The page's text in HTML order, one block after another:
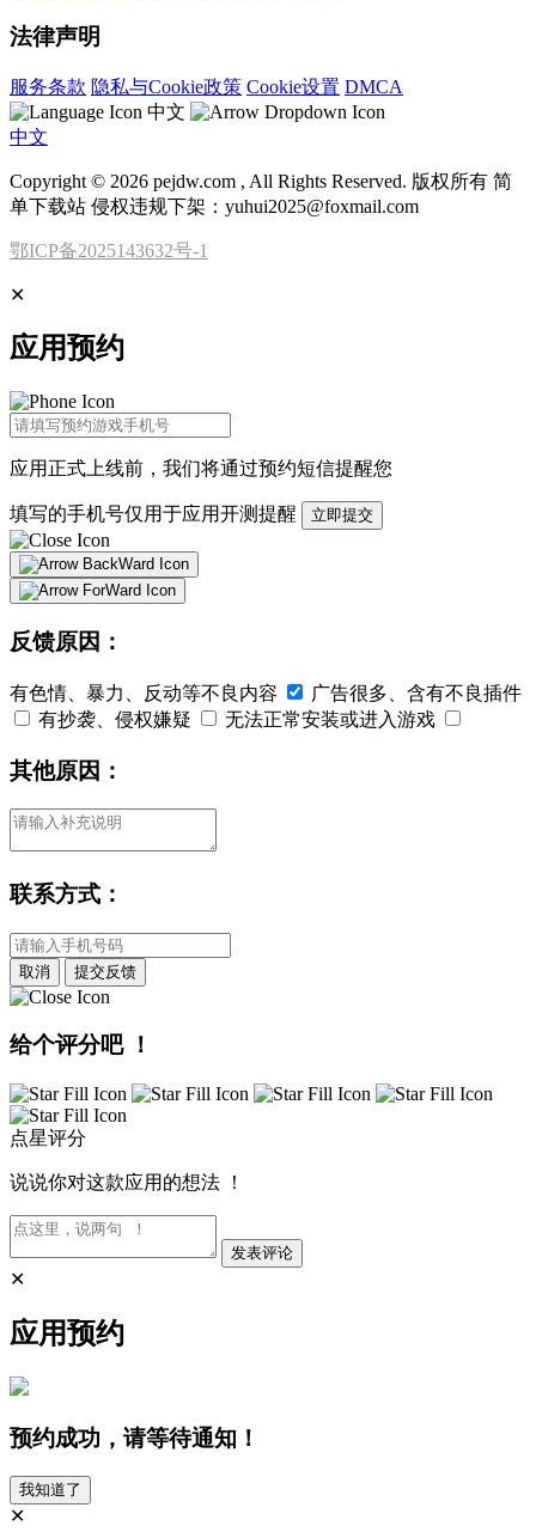
法律声明
服务条款 隐私与Cookie政策 Cookie设置 DMCA
中文
中文
Copyright © 2026 pejdw.com , All Rights Reserved. 版权所有 简
单下载站 侵权违规下架：yuhui2025@foxmail.com
鄂ICP备2025143632号-1
✕
应用预约
应用正式上线前，我们将通过预约短信提醒您
填写的手机号仅用于应用开测提醒 立即提交
反馈原因：
有色情、暴力、反动等不良内容
广告很多、含有不良插件
有抄袭、侵权嫌疑
无法正常安装或进入游戏
其他原因：
联系方式：
取消 提交反馈
给个评分吧 ！
点星评分
说说你对这款应用的想法 ！
发表评论
✕
应用预约
预约成功，请等待通知！
我知道了
✕